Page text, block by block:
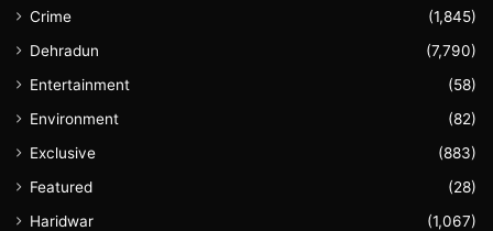
Crime
(1,845)
Dehradun
(7,790)
Entertainment
(58)
Environment
(82)
Exclusive
(883)
Featured
(28)
Haridwar
(1,067)